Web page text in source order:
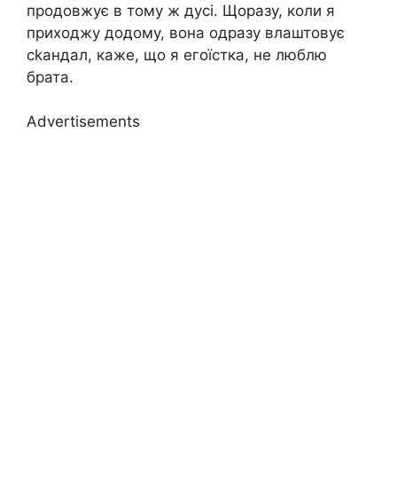
продовжує в тому ж дусі. Щоразу, коли я
приходжу додому, вона одразу влаштовує
сkандал, каже, що я егоїстка, не люблю
брата.
Advertisements